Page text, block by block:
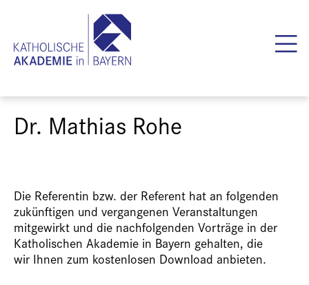
Dr. Mathias Rohe
Die Referentin bzw. der Referent hat an folgenden
zukünftigen und vergangenen Veranstaltungen
mitgewirkt und die nachfolgenden Vorträge in der
Katholischen Akademie in Bayern gehalten, die
wir Ihnen zum kostenlosen Download anbieten.